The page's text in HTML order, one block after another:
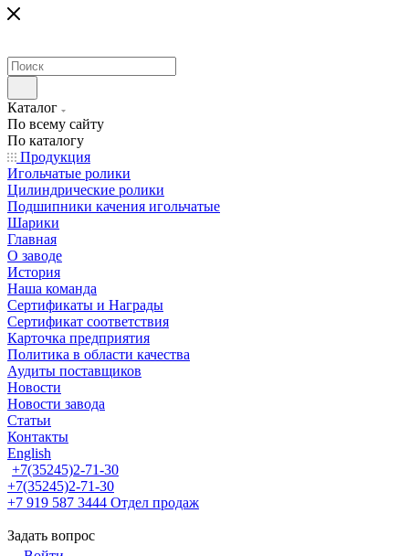
Каталог
По всему сайту
По каталогу
Продукция
Игольчатые ролики
Цилиндрические ролики
Подшипники качения игольчатые
Шарики
Главная
О заводе
История
Наша команда
Сертификаты и Награды
Сертификат соответствия
Карточка предприятия
Политика в области качества
Аудиты поставщиков
Новости
Новости завода
Статьи
Контакты
English
+7(35245)2-71-30
+7(35245)2-71-30
+7 919 587 3444 Отдел продаж
Задать вопрос